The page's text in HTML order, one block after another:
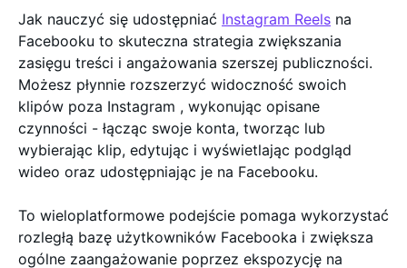
Jak nauczyć się udostępniać Instagram Reels na
Facebooku to skuteczna strategia zwiększania
zasięgu treści i angażowania szerszej publiczności.
Możesz płynnie rozszerzyć widoczność swoich
klipów poza Instagram , wykonując opisane
czynności - łącząc swoje konta, tworząc lub
wybierając klip, edytując i wyświetlając podgląd
wideo oraz udostępniając je na Facebooku.
To wieloplatformowe podejście pomaga wykorzystać
rozległą bazę użytkowników Facebooka i zwiększa
ogólne zaangażowanie poprzez ekspozycję na